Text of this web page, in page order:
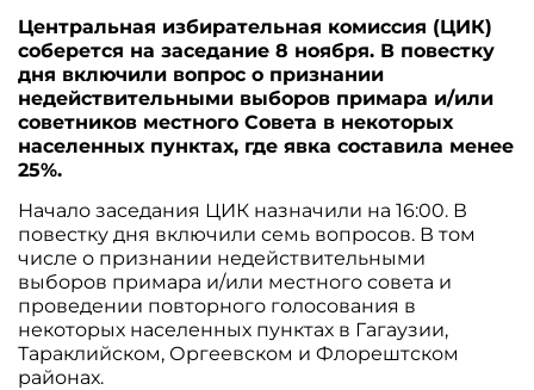
Центральная избирательная комиссия (ЦИК)
соберется на заседание 8 ноября. В повестку
дня включили вопрос о признании
недействительными выборов примара и/или
советников местного Совета в некоторых
населенных пунктах, где явка составила менее
25%.
Начало заседания ЦИК назначили на 16:00. В
повестку дня включили семь вопросов. В том
числе о признании недействительными
выборов примара и/или местного совета и
проведении повторного голосования в
некоторых населенных пунктах в Гагаузии,
Тараклийском, Оргеевском и Флорештском
районах.